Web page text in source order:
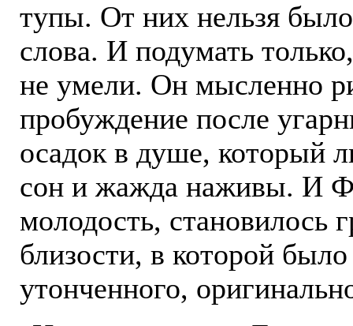
тупы. От них нельзя
слова. И подумать
не умели. Он мысленно
пробуждение после
осадок в душе, который
сон и жажда наживы. И
молодость, становилось
близости, в которой
утонченного,